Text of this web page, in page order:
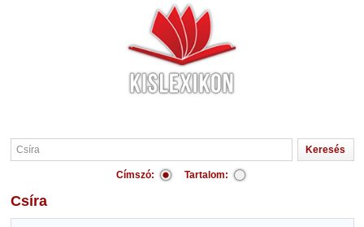
Címszó: Tartalom:
Csíra